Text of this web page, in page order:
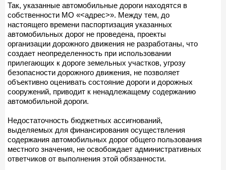
Так, указанные автомобильные дороги находятся в
собственности МО «<адрес>». Между тем, до
настоящего времени паспортизация указанных
автомобильных дорог не проведена, проекты
организации дорожного движения не разработаны, что
создает неопределенность при использовании
прилегающих к дороге земельных участков, угрозу
безопасности дорожного движения, не позволяет
объективно оценивать состояние дороги и дорожных
сооружений, приводит к ненадлежащему содержанию
автомобильной дороги.
Недостаточность бюджетных ассигнований,
выделяемых для финансирования осуществления
содержания автомобильных дорог общего пользования
местного значения, не освобождает административных
ответчиков от выполнения этой обязанности.